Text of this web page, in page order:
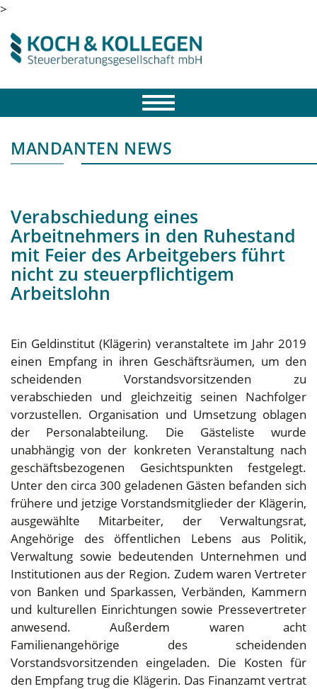
>
MANDANTEN NEWS
Verabschiedung eines
Arbeitnehmers in den Ruhestand
mit Feier des Arbeitgebers führt
nicht zu steuerpflichtigem
Arbeitslohn
Ein Geldinstitut (Klägerin) veranstaltete im Jahr 2019
einen Empfang in ihren Geschäftsräumen, um den
scheidenden Vorstandsvorsitzenden zu
verabschieden und gleichzeitig seinen Nachfolger
vorzustellen. Organisation und Umsetzung oblagen
der Personalabteilung. Die Gästeliste wurde
unabhängig von der konkreten Veranstaltung nach
geschäftsbezogenen Gesichtspunkten festgelegt.
Unter den circa 300 geladenen Gästen befanden sich
frühere und jetzige Vorstandsmitglieder der Klägerin,
ausgewählte Mitarbeiter, der Verwaltungsrat,
Angehörige des öffentlichen Lebens aus Politik,
Verwaltung sowie bedeutenden Unternehmen und
Institutionen aus der Region. Zudem waren Vertreter
von Banken und Sparkassen, Verbänden, Kammern
und kulturellen Einrichtungen sowie Pressevertreter
anwesend. Außerdem waren acht
Familienangehörige des scheidenden
Vorstandsvorsitzenden eingeladen. Die Kosten für
den Empfang trug die Klägerin. Das Finanzamt vertrat